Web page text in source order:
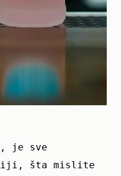
je sve
šta mislite